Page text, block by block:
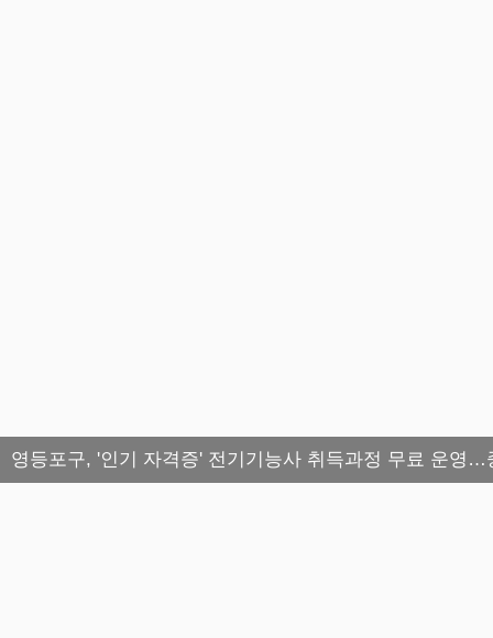
영등포구, '인기 자격증' 전기기능사 취득과정 무료 운영…